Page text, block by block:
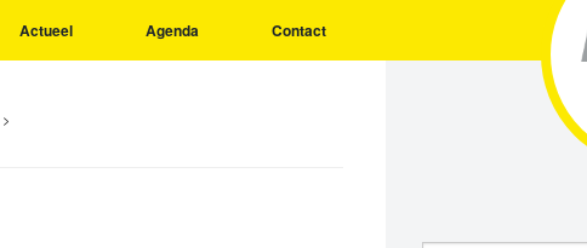
Actueel Agenda Contact
>